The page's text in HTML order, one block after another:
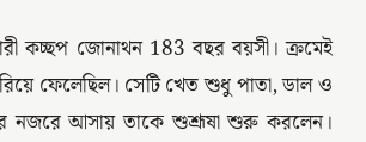
কচ্ছপ জোনাথন 183 বছর বয়সী। ক্রমেই
ফেলেছিল। সেটি খেত শুধু পাতা, ডাল ও
নজরে আসায় তাকে শুশ্রূষা শুরু করলেন।